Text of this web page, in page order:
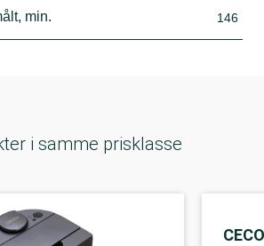
min. 146
i samme prisklasse